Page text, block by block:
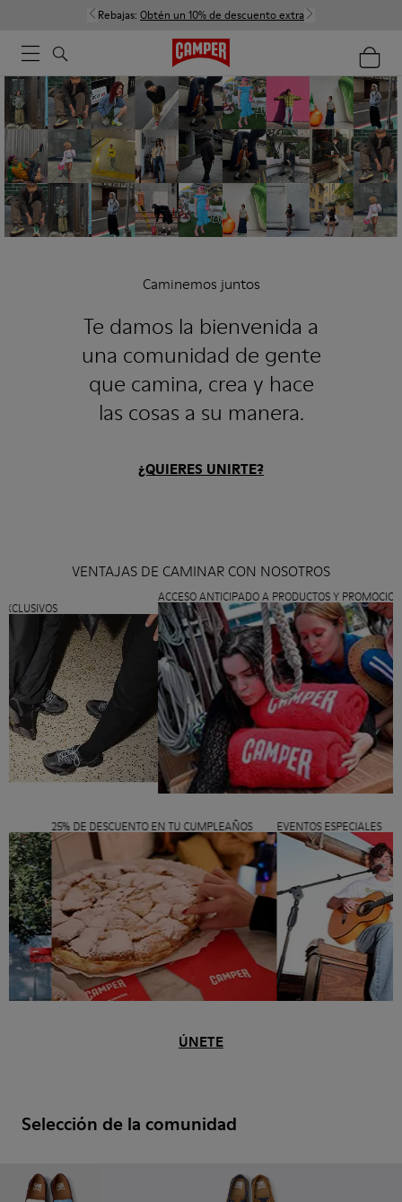
Rebajas: Obtén un 10% de descuento extra
Caminemos juntos
Te damos la bienvenida a
una comunidad de gente
que camina, crea y hace
las cosas a su manera.
¿QUIERES UNIRTE?
VENTAJAS DE CAMINAR CON NOSOTROS
ACCESO ANTICIPADO A PRODUCTOS Y PROMOCIONES
25% DE DESCUENTO EN TU CUMPLEAÑOS EVENTOS
ÚNETE
Selección de la comunidad